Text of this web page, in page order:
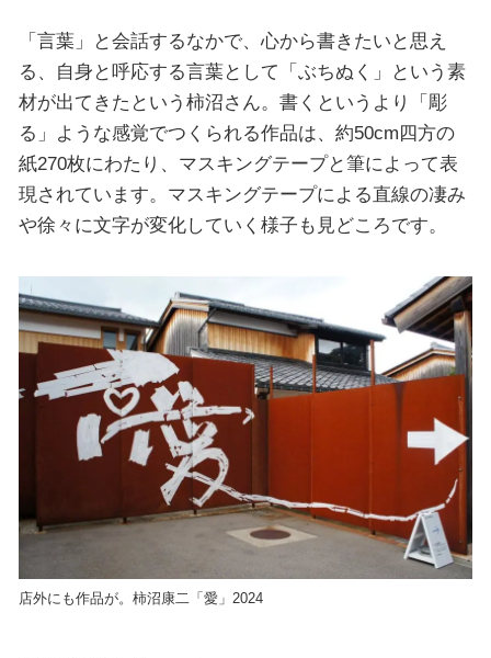
「言葉」と会話するなかで、心から書きたいと思え
る、自身と呼応する言葉として「ぶちぬく」という素
材が出てきたという柿沼さん。書くというより「彫
る」ような感覚でつくられる作品は、約50cm四方の
紙270枚にわたり、マスキングテープと筆によって表
現されています。マスキングテープによる直線の凄み
や徐々に文字が変化していく様子も見どころです。
店外にも作品が。柿沼康二「愛」2024